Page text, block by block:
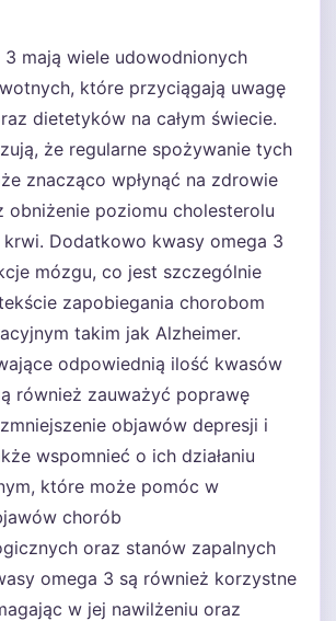
3 mają wiele udowodnionych
które przyciągają uwagę
dietetyków na całym świecie.
że regularne spożywanie tych
znacząco wpłynąć na zdrowie
obniżenie poziomu cholesterolu
Dodatkowo kwasy omega 3
mózgu, co jest szczególnie
zapobiegania chorobom
takim jak Alzheimer.
odpowiednią ilość kwasów
również zauważyć poprawę
objawów depresji i
wspomnieć o ich działaniu
które może pomóc w
chorób
oraz stanów zapalnych
omega 3 są również korzystne
w jej nawilżeniu oraz